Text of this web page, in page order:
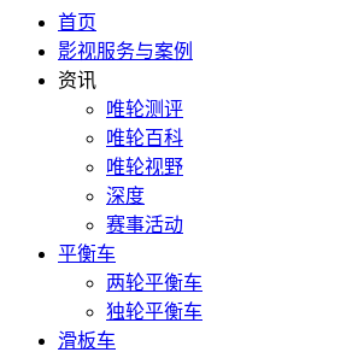
首页
影视服务与案例
资讯
唯轮测评
唯轮百科
唯轮视野
深度
赛事活动
平衡车
两轮平衡车
独轮平衡车
滑板车